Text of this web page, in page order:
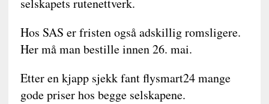
selskapets rutenettverk.
Hos SAS er fristen også adskillig romsligere.
Her må man bestille innen 26. mai.
Etter en kjapp sjekk fant flysmart24 mange
gode priser hos begge selskapene.